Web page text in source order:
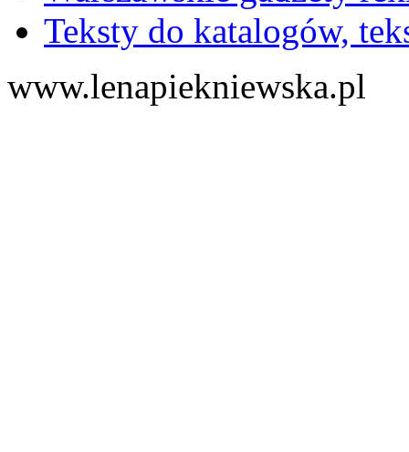
Teksty do katalogów,
www.lenapiekniewska.pl